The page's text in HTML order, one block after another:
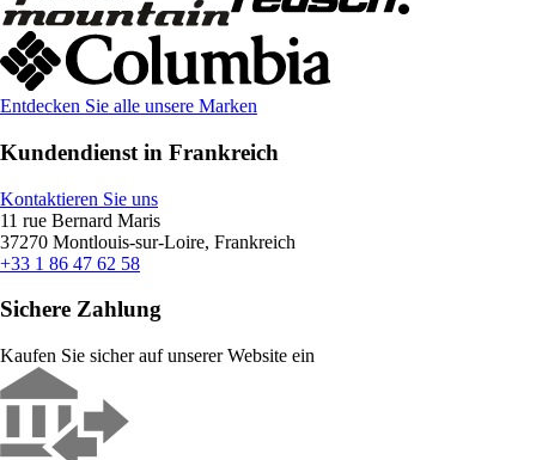
Entdecken Sie alle unsere Marken
Kundendienst in Frankreich
Kontaktieren Sie uns
11 rue Bernard Maris
37270 Montlouis-sur-Loire, Frankreich
+33 1 86 47 62 58
Sichere Zahlung
Kaufen Sie sicher auf unserer Website ein